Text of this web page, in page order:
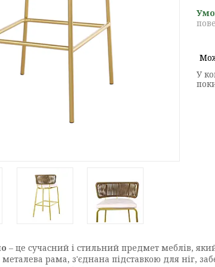
У
– це сучасний і стильний предмет меблів,
металева рама, з'єднана підставкою для ніг,